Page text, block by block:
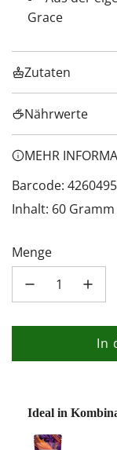
Grace
Zutaten
Nährwerte
MEHR
Barcode:
Inhalt: 60 Gramm
Menge
In
Ideal in
Use the Previous